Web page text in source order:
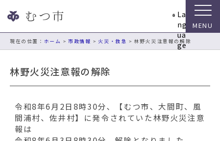
ビ
シ
La
ng
ua
ge
現在の位置： ホーム >市政情報 >火災・救急 > 林野火災注意報の解除
林野火災注意報の解除
令和8年6月2日8時30分、【むつ市、大間町、風
間浦村、佐井村】に発令されていた林野火災注意
報は